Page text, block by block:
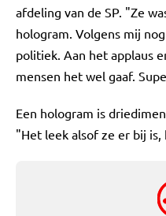
afdeling van de SP. "Ze
hologram. Volgens mij
politiek. Aan het applaus
mensen het wel gaaf.
Een hologram is
"Het leek alsof ze er bij